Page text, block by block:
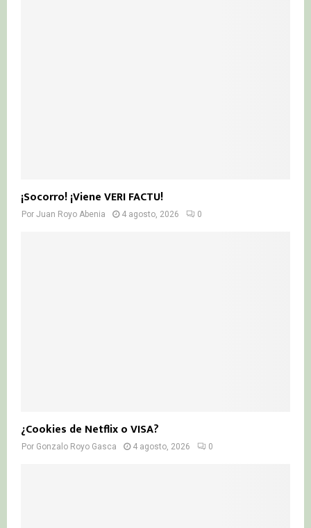
¡Socorro! ¡Viene VERI FACTU!
Por Juan Royo Abenia 4 agosto, 2026 0
¿Cookies de Netflix o VISA?
Por Gonzalo Royo Gasca 4 agosto, 2026 0